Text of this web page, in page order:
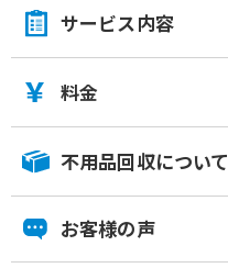
サービス内容
料金
不用品回収について
お客様の声